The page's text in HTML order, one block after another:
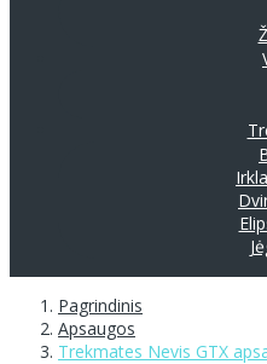
Pagrindinis
Apsaugos
Trekmates Nevis GTX